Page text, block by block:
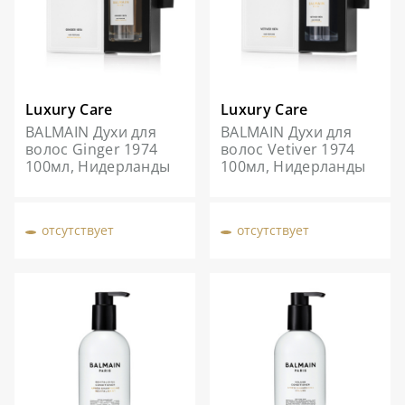
Luxury Care
BALMAIN Духи для
волос Ginger 1974
100мл, Нидерланды
отсутствует
Luxury Care
BALMAIN Духи для
волос Vetiver 1974
100мл, Нидерланды
отсутствует